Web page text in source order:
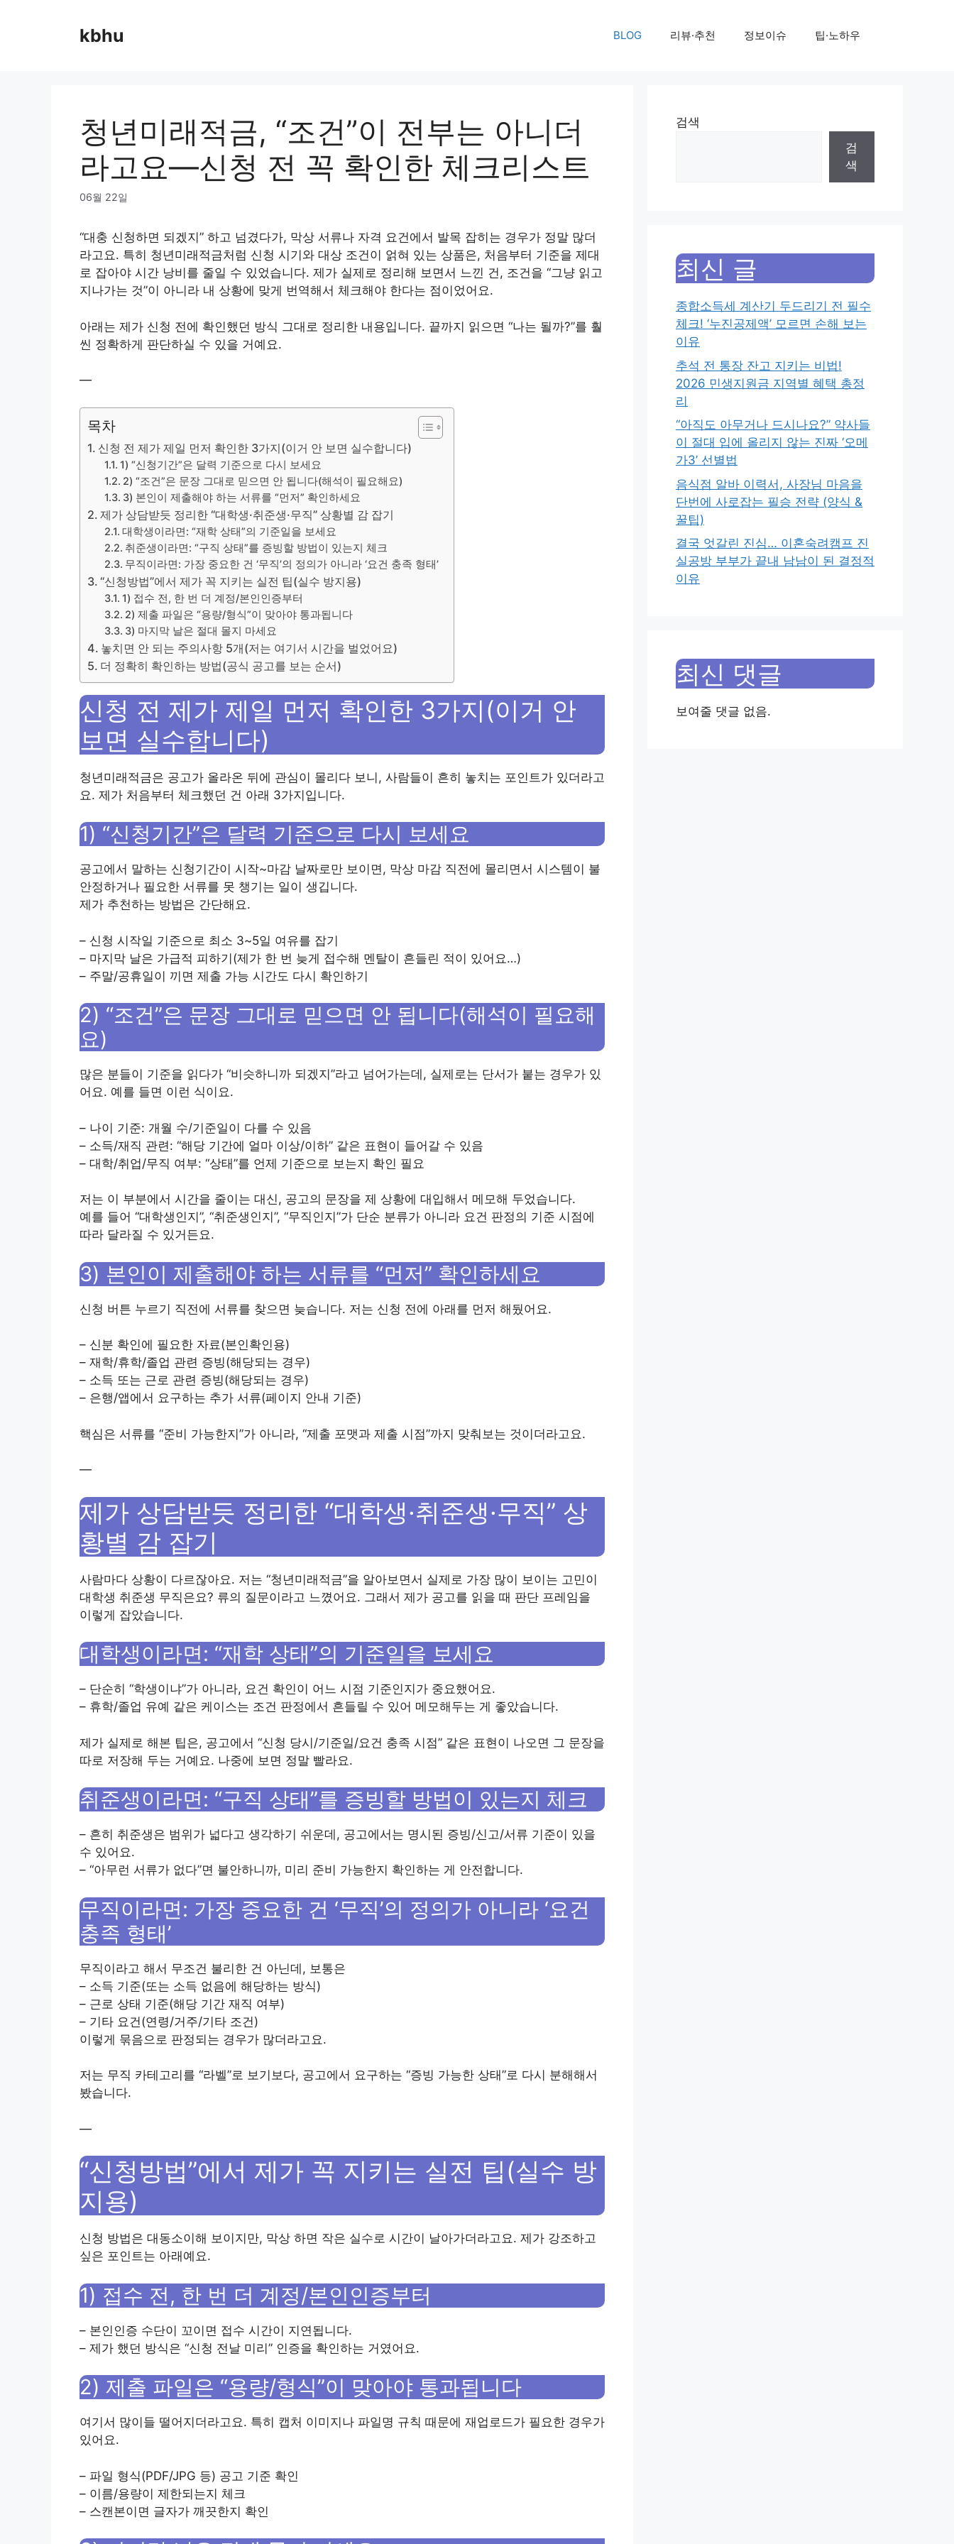
kbhu BLOG 리뷰·추천 정보이슈 팁·노하우
청년미래적금, “조건”이 전부는 아니더
라고요—신청 전 꼭 확인한 체크리스트
06월 22일
“대충 신청하면 되겠지” 하고 넘겼다가, 막상 서류나 자격 요건에서 발목 잡히는 경우가 정말 많더
라고요. 특히 청년미래적금처럼 신청 시기와 대상 조건이 얽혀 있는 상품은, 처음부터 기준을 제대
로 잡아야 시간 낭비를 줄일 수 있었습니다. 제가 실제로 정리해 보면서 느낀 건, 조건을 “그냥 읽고
지나가는 것”이 아니라 내 상황에 맞게 번역해서 체크해야 한다는 점이었어요.
아래는 제가 신청 전에 확인했던 방식 그대로 정리한 내용입니다. 끝까지 읽으면 “나는 될까?”를 훨
씬 정확하게 판단하실 수 있을 거예요.
—
목차
신청 전 제가 제일 먼저 확인한 3가지(이거 안 보면 실수합니다)
1) “신청기간”은 달력 기준으로 다시 보세요
2) “조건”은 문장 그대로 믿으면 안 됩니다(해석이 필요해요)
3) 본인이 제출해야 하는 서류를 “먼저” 확인하세요
제가 상담받듯 정리한 “대학생·취준생·무직” 상황별 감 잡기
대학생이라면: “재학 상태”의 기준일을 보세요
취준생이라면: “구직 상태”를 증빙할 방법이 있는지 체크
무직이라면: 가장 중요한 건 ‘무직’의 정의가 아니라 ‘요건 충족 형태’
“신청방법”에서 제가 꼭 지키는 실전 팁(실수 방지용)
1) 접수 전, 한 번 더 계정/본인인증부터
2) 제출 파일은 “용량/형식”이 맞아야 통과됩니다
3) 마지막 날은 절대 몰지 마세요
놓치면 안 되는 주의사항 5개(저는 여기서 시간을 벌었어요)
더 정확히 확인하는 방법(공식 공고를 보는 순서)
신청 전 제가 제일 먼저 확인한 3가지(이거 안
보면 실수합니다)
청년미래적금은 공고가 올라온 뒤에 관심이 몰리다 보니, 사람들이 흔히 놓치는 포인트가 있더라고
요. 제가 처음부터 체크했던 건 아래 3가지입니다.
1) “신청기간”은 달력 기준으로 다시 보세요
공고에서 말하는 신청기간이 시작~마감 날짜로만 보이면, 막상 마감 직전에 몰리면서 시스템이 불
안정하거나 필요한 서류를 못 챙기는 일이 생깁니다.
제가 추천하는 방법은 간단해요.
– 신청 시작일 기준으로 최소 3~5일 여유를 잡기
– 마지막 날은 가급적 피하기(제가 한 번 늦게 접수해 멘탈이 흔들린 적이 있어요…)
– 주말/공휴일이 끼면 제출 가능 시간도 다시 확인하기
2) “조건”은 문장 그대로 믿으면 안 됩니다(해석이 필요해
요)
많은 분들이 기준을 읽다가 “비슷하니까 되겠지”라고 넘어가는데, 실제로는 단서가 붙는 경우가 있
어요. 예를 들면 이런 식이요.
– 나이 기준: 개월 수/기준일이 다를 수 있음
– 소득/재직 관련: “해당 기간에 얼마 이상/이하” 같은 표현이 들어갈 수 있음
– 대학/취업/무직 여부: “상태”를 언제 기준으로 보는지 확인 필요
저는 이 부분에서 시간을 줄이는 대신, 공고의 문장을 제 상황에 대입해서 메모해 두었습니다.
예를 들어 “대학생인지”, “취준생인지”, “무직인지”가 단순 분류가 아니라 요건 판정의 기준 시점에
따라 달라질 수 있거든요.
3) 본인이 제출해야 하는 서류를 “먼저” 확인하세요
신청 버튼 누르기 직전에 서류를 찾으면 늦습니다. 저는 신청 전에 아래를 먼저 해뒀어요.
– 신분 확인에 필요한 자료(본인확인용)
– 재학/휴학/졸업 관련 증빙(해당되는 경우)
– 소득 또는 근로 관련 증빙(해당되는 경우)
– 은행/앱에서 요구하는 추가 서류(페이지 안내 기준)
핵심은 서류를 “준비 가능한지”가 아니라, “제출 포맷과 제출 시점”까지 맞춰보는 것이더라고요.
—
제가 상담받듯 정리한 “대학생·취준생·무직” 상
황별 감 잡기
사람마다 상황이 다르잖아요. 저는 “청년미래적금”을 알아보면서 실제로 가장 많이 보이는 고민이
대학생 취준생 무직은요? 류의 질문이라고 느꼈어요. 그래서 제가 공고를 읽을 때 판단 프레임을
이렇게 잡았습니다.
대학생이라면: “재학 상태”의 기준일을 보세요
– 단순히 “학생이냐”가 아니라, 요건 확인이 어느 시점 기준인지가 중요했어요.
– 휴학/졸업 유예 같은 케이스는 조건 판정에서 흔들릴 수 있어 메모해두는 게 좋았습니다.
제가 실제로 해본 팁은, 공고에서 “신청 당시/기준일/요건 충족 시점” 같은 표현이 나오면 그 문장을
따로 저장해 두는 거예요. 나중에 보면 정말 빨라요.
취준생이라면: “구직 상태”를 증빙할 방법이 있는지 체크
– 흔히 취준생은 범위가 넓다고 생각하기 쉬운데, 공고에서는 명시된 증빙/신고/서류 기준이 있을
수 있어요.
– “아무런 서류가 없다”면 불안하니까, 미리 준비 가능한지 확인하는 게 안전합니다.
무직이라면: 가장 중요한 건 ‘무직’의 정의가 아니라 ‘요건
충족 형태’
무직이라고 해서 무조건 불리한 건 아닌데, 보통은
– 소득 기준(또는 소득 없음에 해당하는 방식)
– 근로 상태 기준(해당 기간 재직 여부)
– 기타 요건(연령/거주/기타 조건)
이렇게 묶음으로 판정되는 경우가 많더라고요.
저는 무직 카테고리를 “라벨”로 보기보다, 공고에서 요구하는 “증빙 가능한 상태”로 다시 분해해서
봤습니다.
—
“신청방법”에서 제가 꼭 지키는 실전 팁(실수 방
지용)
신청 방법은 대동소이해 보이지만, 막상 하면 작은 실수로 시간이 날아가더라고요. 제가 강조하고
싶은 포인트는 아래예요.
1) 접수 전, 한 번 더 계정/본인인증부터
– 본인인증 수단이 꼬이면 접수 시간이 지연됩니다.
– 제가 했던 방식은 “신청 전날 미리” 인증을 확인하는 거였어요.
2) 제출 파일은 “용량/형식”이 맞아야 통과됩니다
여기서 많이들 떨어지더라고요. 특히 캡처 이미지나 파일명 규칙 때문에 재업로드가 필요한 경우가
있어요.
– 파일 형식(PDF/JPG 등) 공고 기준 확인
– 이름/용량이 제한되는지 체크
– 스캔본이면 글자가 깨끗한지 확인
검색
검
색
최신 글
종합소득세 계산기 두드리기 전 필수
체크! ‘누진공제액’ 모르면 손해 보는
이유
추석 전 통장 잔고 지키는 비법!
2026 민생지원금 지역별 혜택 총정
리
“아직도 아무거나 드시나요?” 약사들
이 절대 입에 올리지 않는 진짜 ‘오메
가3’ 선별법
음식점 알바 이력서, 사장님 마음을
단번에 사로잡는 필승 전략 (양식 &
꿀팁)
결국 엇갈린 진심… 이혼숙려캠프 진
실공방 부부가 끝내 남남이 된 결정적
이유
최신 댓글
보여줄 댓글 없음.